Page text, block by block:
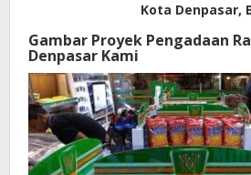
Kota Denpasar,
Gambar Proyek Pengadaan
Denpasar Kami